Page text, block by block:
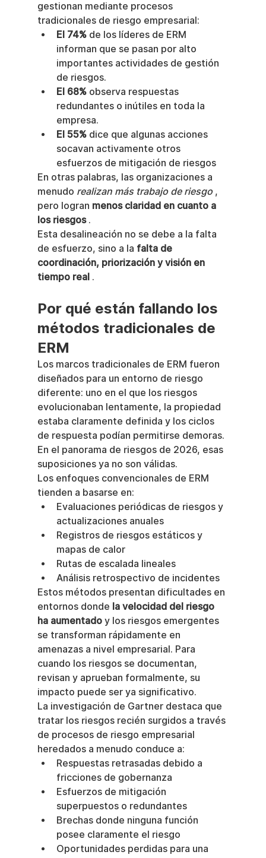
gestionan mediante procesos
tradicionales de riesgo empresarial:
El 74% de los líderes de ERM
informan que se pasan por alto
importantes actividades de gestión
de riesgos.
El 68% observa respuestas
redundantes o inútiles en toda la
empresa.
El 55% dice que algunas acciones
socavan activamente otros
esfuerzos de mitigación de riesgos
En otras palabras, las organizaciones a
menudo realizan más trabajo de riesgo ,
pero logran menos claridad en cuanto a
los riesgos .
Esta desalineación no se debe a la falta
de esfuerzo, sino a la falta de
coordinación, priorización y visión en
tiempo real .
Por qué están fallando los
métodos tradicionales de
ERM
Los marcos tradicionales de ERM fueron
diseñados para un entorno de riesgo
diferente: uno en el que los riesgos
evolucionaban lentamente, la propiedad
estaba claramente definida y los ciclos
de respuesta podían permitirse demoras.
En el panorama de riesgos de 2026, esas
suposiciones ya no son válidas.
Los enfoques convencionales de ERM
tienden a basarse en:
Evaluaciones periódicas de riesgos y
actualizaciones anuales
Registros de riesgos estáticos y
mapas de calor
Rutas de escalada lineales
Análisis retrospectivo de incidentes
Estos métodos presentan dificultades en
entornos donde la velocidad del riesgo
ha aumentado y los riesgos emergentes
se transforman rápidamente en
amenazas a nivel empresarial. Para
cuando los riesgos se documentan,
revisan y aprueban formalmente, su
impacto puede ser ya significativo.
La investigación de Gartner destaca que
tratar los riesgos recién surgidos a través
de procesos de riesgo empresarial
heredados a menudo conduce a:
Respuestas retrasadas debido a
fricciones de gobernanza
Esfuerzos de mitigación
superpuestos o redundantes
Brechas donde ninguna función
posee claramente el riesgo
Oportunidades perdidas para una